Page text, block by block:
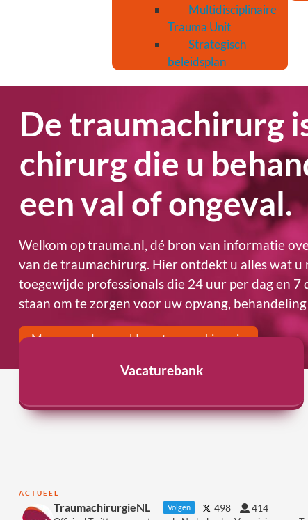
Multidisciplinaire
Trauma Unit
Strategisch
beleidsplan
is dé
behandelt na
Welkom op trauma.nl, dé bron van informatie
van de traumachirurg. Hier ontdekt u alles wat u
toegewijde professionals die 24 uur per dag en 7
staan om te zorgen voor uw opvang,
Meer over de wereld van traumachirurgie
Vacaturebank
ACTUEEL
TraumachirurgieNL Volgen 498 414